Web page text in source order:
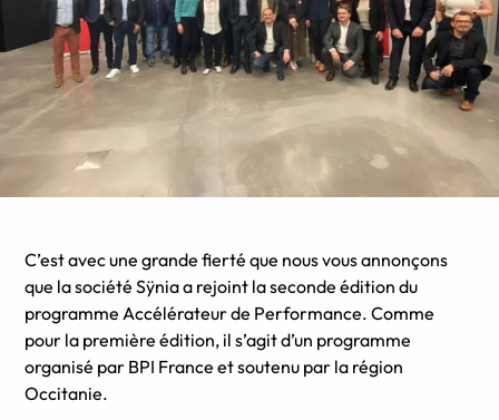
C’est avec une grande fierté que nous vous annonçons
que la société Sÿnia a rejoint la seconde édition du
programme Accélérateur de Performance. Comme
pour la première édition, il s’agit d’un programme
organisé par BPI France et soutenu par la région
Occitanie.